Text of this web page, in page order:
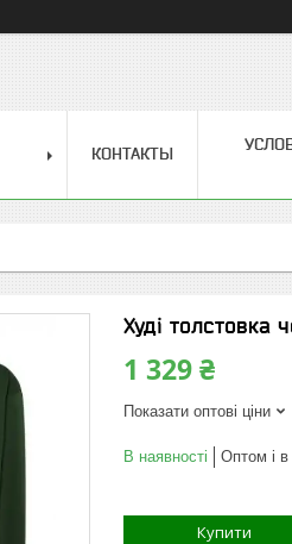
КОНТАКТЫ
Худі толстовка
1 329 ₴
Показати оптові ціни
В наявності Оптом і в
Купити